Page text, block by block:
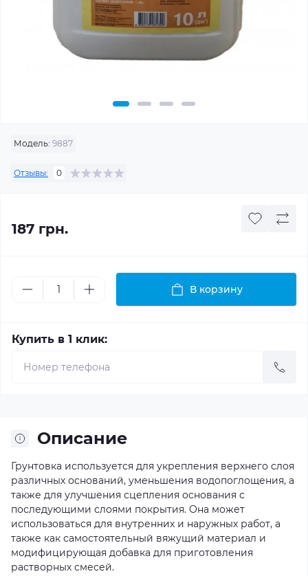
Модель: 9887
Отзывы: 0
187 грн.
В корзину
Купить в 1 клик:
Описание
Грунтовка используется для укрепления верхнего слоя
различных оснований, уменьшения водопоглощения, а
также для улучшения сцепления основания с
последующими слоями покрытия. Она может
использоваться для внутренних и наружных работ, а
также как самостоятельный вяжущий материал и
модифицирующая добавка для приготовления
растворных смесей.